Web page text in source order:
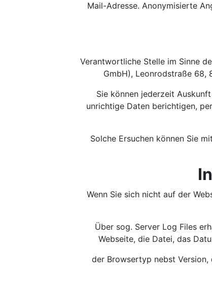
Mail-Adresse. Anonymisierte
Verantwortliche Stelle im Sinne
GmbH), Leonrodstraße 68,
Sie können jederzeit
unrichtige Daten berichtigen,
Solche Ersuchen können Sie
Wenn Sie sich nicht auf der
Über sog. Server Log Files
Webseite, die Datei, das
der Browsertyp nebst Version,